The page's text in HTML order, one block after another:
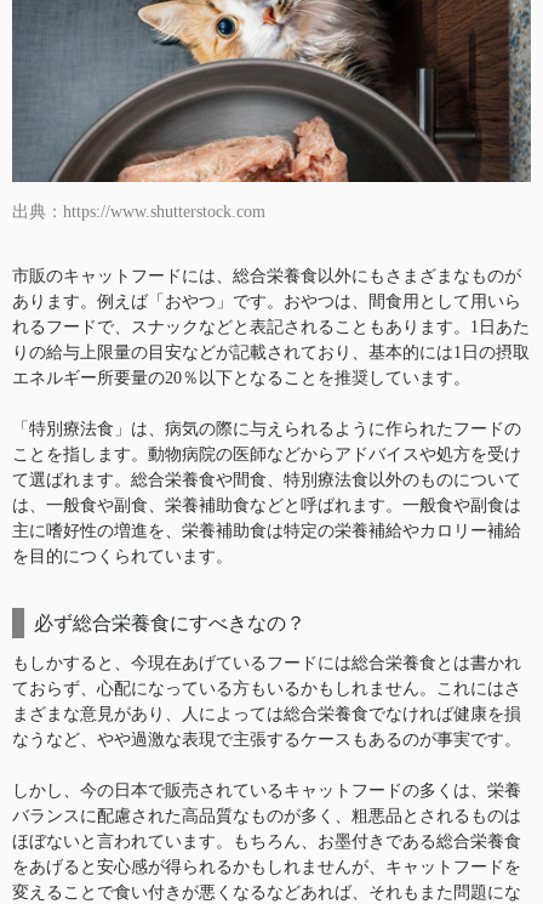
出典：https://www.shutterstock.com
市販のキャットフードには、総合栄養食以外にもさまざまなものが
あります。例えば「おやつ」です。おやつは、間食用として用いら
れるフードで、スナックなどと表記されることもあります。1日あた
りの給与上限量の目安などが記載されており、基本的には1日の摂取
エネルギー所要量の20％以下となることを推奨しています。
「特別療法食」は、病気の際に与えられるように作られたフードの
ことを指します。動物病院の医師などからアドバイスや処方を受け
て選ばれます。総合栄養食や間食、特別療法食以外のものについて
は、一般食や副食、栄養補助食などと呼ばれます。一般食や副食は
主に嗜好性の増進を、栄養補助食は特定の栄養補給やカロリー補給
を目的につくられています。
必ず総合栄養食にすべきなの？
もしかすると、今現在あげているフードには総合栄養食とは書かれ
ておらず、心配になっている方もいるかもしれません。これにはさ
まざまな意見があり、人によっては総合栄養食でなければ健康を損
なうなど、やや過激な表現で主張するケースもあるのが事実です。
しかし、今の日本で販売されているキャットフードの多くは、栄養
バランスに配慮された高品質なものが多く、粗悪品とされるものは
ほぼないと言われています。もちろん、お墨付きである総合栄養食
をあげると安心感が得られるかもしれませんが、キャットフードを
変えることで食い付きが悪くなるなどあれば、それもまた問題にな